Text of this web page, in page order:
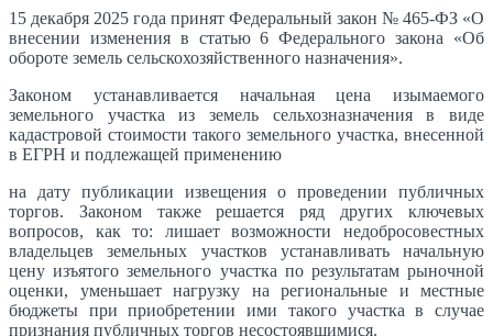
15 декабря 2025 года принят Федеральный закон № 465-ФЗ «О
внесении изменения в статью 6 Федерального закона «Об
обороте земель сельскохозяйственного назначения».
Законом устанавливается начальная цена изымаемого
земельного участка из земель сельхозназначения в виде
кадастровой стоимости такого земельного участка, внесенной
в ЕГРН и подлежащей применению
на дату публикации извещения о проведении публичных
торгов. Законом также решается ряд других ключевых
вопросов, как то: лишает возможности недобросовестных
владельцев земельных участков устанавливать начальную
цену изъятого земельного участка по результатам рыночной
оценки, уменьшает нагрузку на региональные и местные
бюджеты при приобретении ими такого участка в случае
признания публичных торгов несостоявшимися.